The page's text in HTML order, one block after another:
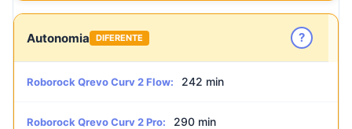
Autonomia DIFERENTE ?
Roborock Qrevo Curv 2 Flow: 242 min
Roborock Qrevo Curv 2 Pro: 290 min